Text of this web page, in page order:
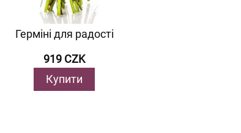
Герміні для радості
919 CZK
Купити